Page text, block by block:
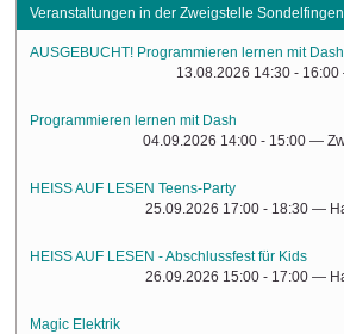
Veranstaltungen in der Zweigstelle Sondelfingen
AUSGEBUCHT! Programmieren lernen mit Dash
13.08.2026 14:30 - 16:00
Programmieren lernen mit Dash
04.09.2026 14:00 - 15:00 —
HEISS AUF LESEN Teens-Party
25.09.2026 17:00 - 18:30 —
HEISS AUF LESEN - Abschlussfest für Kids
26.09.2026 15:00 - 17:00 —
Magic Elektrik